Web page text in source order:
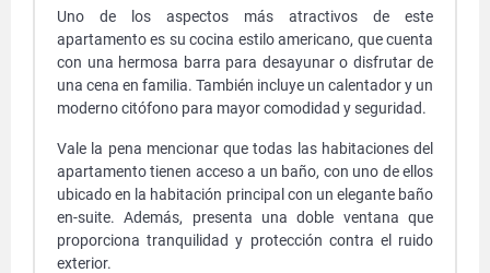
Uno de los aspectos más atractivos de este
apartamento es su cocina estilo americano, que cuenta
con una hermosa barra para desayunar o disfrutar de
una cena en familia. También incluye un calentador y un
moderno citófono para mayor comodidad y seguridad.
Vale la pena mencionar que todas las habitaciones del
apartamento tienen acceso a un baño, con uno de ellos
ubicado en la habitación principal con un elegante baño
en-suite. Además, presenta una doble ventana que
proporciona tranquilidad y protección contra el ruido
exterior.